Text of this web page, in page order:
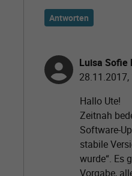
Antworten
Luisa Sofie
28.11.2017,
Hallo Ute!
Zeitnah
Software-
stabile
wurde“. Es
Vorgabe,